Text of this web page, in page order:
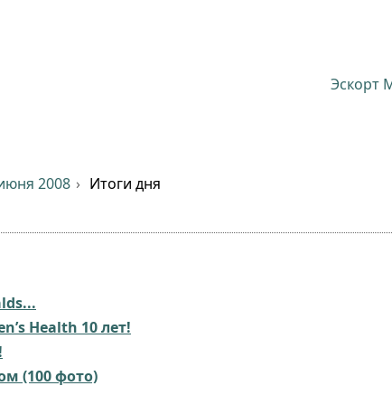
Эскорт
2008 Итоги дня
Health 10 лет!
(100 фото)